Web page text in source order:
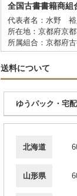
全国古書書籍商組
代表者名：水野 裕
所在地：京都府京
所属組合：京都府
送料について
ゆうパック・宅
北海道
山形県